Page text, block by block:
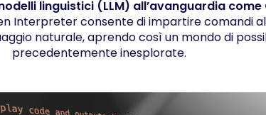
linguistici (LLM) all’avanguardia come
Interpreter consente di impartire comandi
naturale, aprendo così un mondo di
precedentemente inesplorate.